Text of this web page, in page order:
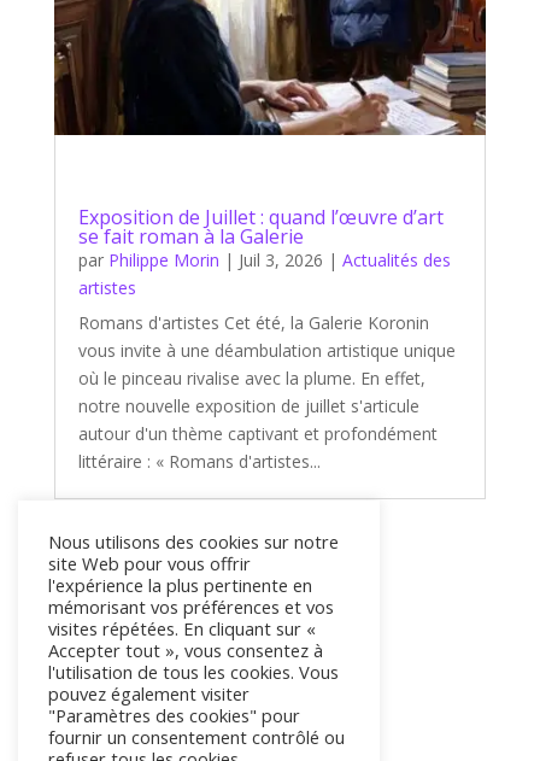
Exposition de Juillet : quand l’œuvre d’art
se fait roman à la Galerie
par Philippe Morin | Juil 3, 2026 | Actualités des
artistes
Romans d'artistes Cet été, la Galerie Koronin
vous invite à une déambulation artistique unique
où le pinceau rivalise avec la plume. En effet,
notre nouvelle exposition de juillet s'articule
autour d'un thème captivant et profondément
littéraire : « Romans d'artistes...
« Entrées précédentes
Nous utilisons des cookies sur notre
site Web pour vous offrir
l'expérience la plus pertinente en
mémorisant vos préférences et vos
visites répétées. En cliquant sur «
Accepter tout », vous consentez à
l'utilisation de tous les cookies. Vous
pouvez également visiter
"Paramètres des cookies" pour
fournir un consentement contrôlé ou